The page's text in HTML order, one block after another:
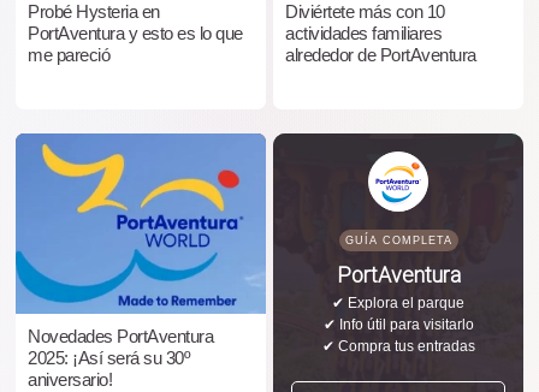
Probé Hysteria en
PortAventura y esto es lo que
me pareció
Diviértete más con 10
actividades familiares
alrededor de PortAventura
Novedades PortAventura
2025: ¡Así será su 30º
aniversario!
GUÍA COMPLETA
PortAventura
✔ Explora el parque
✔ Info útil para visitarlo
✔ Compra tus entradas